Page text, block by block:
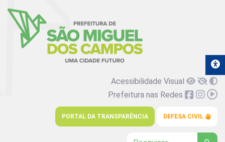
Acessibilidade Visual
Prefeitura nas Redes
PORTAL DA TRANSPARÊNCIA DEFESA CIVIL